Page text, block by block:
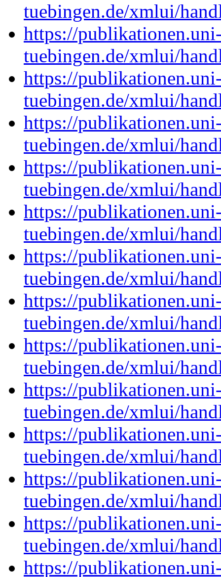
tuebingen.de/xmlui/
https://
tuebingen.de/xmlui/
https://
tuebingen.de/xmlui/
https://
tuebingen.de/xmlui/
https://
tuebingen.de/xmlui/
https://
tuebingen.de/xmlui/
https://
tuebingen.de/xmlui/
https://
tuebingen.de/xmlui/
https://
tuebingen.de/xmlui/
https://
tuebingen.de/xmlui/
https://
tuebingen.de/xmlui/
https://
tuebingen.de/xmlui/
https://
tuebingen.de/xmlui/
https://